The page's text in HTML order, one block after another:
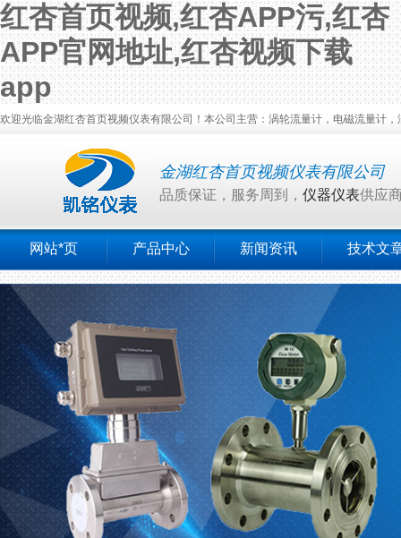
红杏首页视频,红杏APP污,红杏
APP官网地址,红杏视频下载
app
欢迎光临金湖红杏首页视频仪表有限公司！本公司主营：涡轮流量计，电磁流量计，
金湖红杏首页视频仪表有限公司
品质保证，服务周到， 仪器仪表供应
网站*页 产品中心 新闻资讯 技术文